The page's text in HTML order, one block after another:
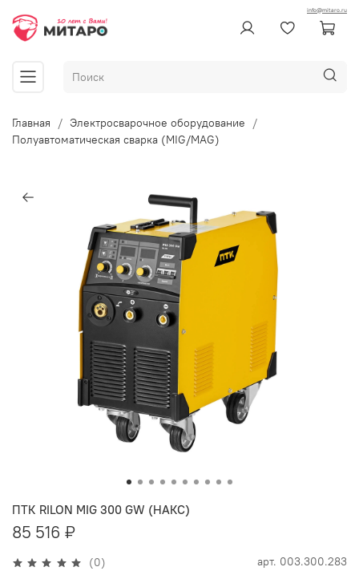
info@mitaro.ru
Главная
Электросварочное оборудование
Полуавтоматическая сварка (MIG/MAG)
(0) арт. 003.300.283
ПТК RILON MIG 300 GW (НАКС)
85 516 ₽